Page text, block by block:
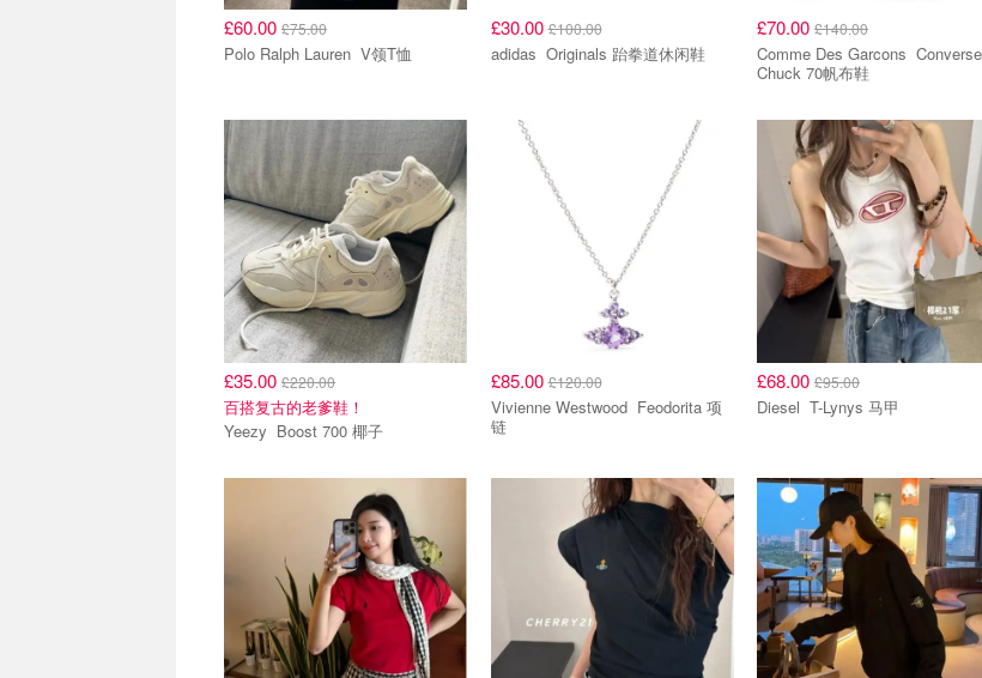
£60.00 £75.00
Polo Ralph Lauren V领T恤
£30.00£100.00
adidas Originals 跆拳道休闲鞋
£70.00 £140.00
Comme Des Garcons Converse
Chuck 70帆布鞋
£35.00 £220.00
百搭复古的老爹鞋！
Yeezy Boost 700 椰子
£85.00£120.00
Vivienne Westwood Feodorita 项
链
£68.00 £95.00
Diesel T-Lynys 马甲